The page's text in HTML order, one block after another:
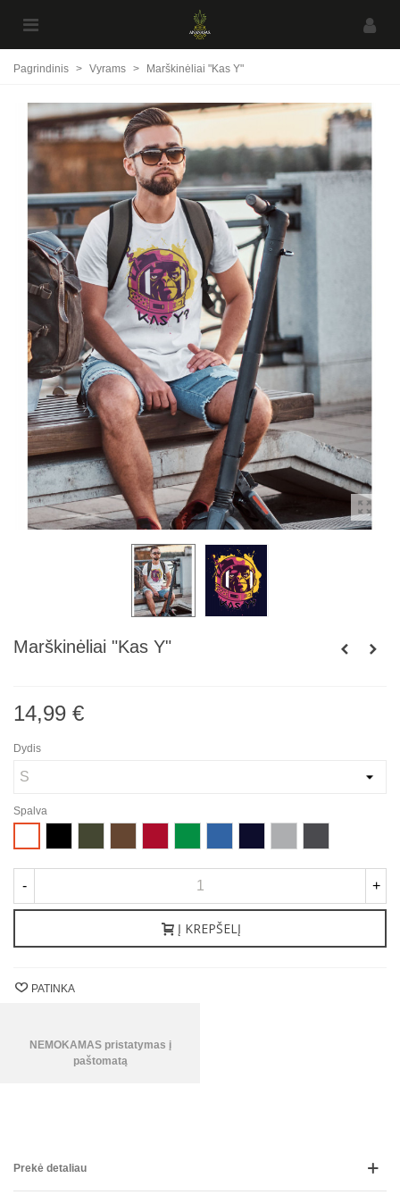
Pagrindinis > Vyrams > Marškinėliai "Kas Y"
Marškinėliai "Kas Y"
14,99 €
Dydis
Spalva
žalia
žalia
mėlynamėlynapilka
pilka
- +
Į KREPŠELĮ
PATINKA
NEMOKAMAS pristatymas į
paštomatą
Prekė detaliau